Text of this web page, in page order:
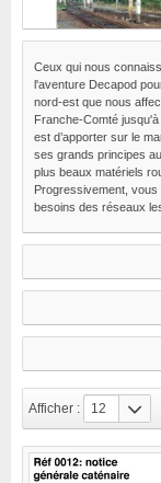
Ceux qui nous
l'aventure Decapod
nord-est que nous
Franche-Comté
est d’apporter sur le
ses grands principes
plus beaux matériels
Progressivement,
besoins des réseaux
Afficher : 12